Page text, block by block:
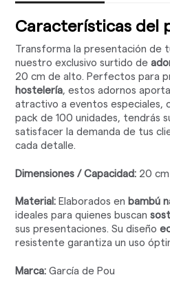
Características del
Transforma la presentación de
nuestro exclusivo surtido de
20 cm de alto. Perfectos para
hostelería, estos adornos
atractivo a eventos especiales,
pack de 100 unidades, tendrás
satisfacer la demanda de tus
cada detalle.
Dimensiones / Capacidad: 20
Material: Elaborados en bambú
ideales para quienes buscan
sus presentaciones. Su diseño
resistente garantiza un uso
Marca: García de Pou